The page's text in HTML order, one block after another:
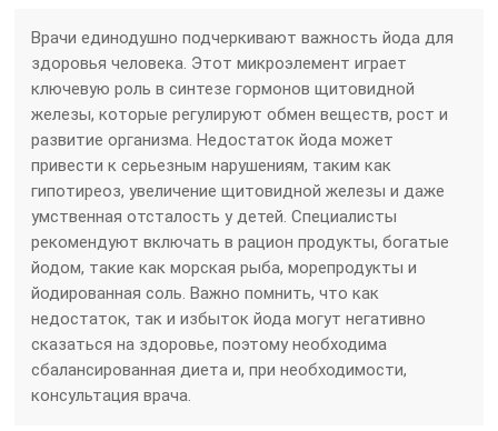
Врачи единодушно подчеркивают важность йода для
здоровья человека. Этот микроэлемент играет
ключевую роль в синтезе гормонов щитовидной
железы, которые регулируют обмен веществ, рост и
развитие организма. Недостаток йода может
привести к серьезным нарушениям, таким как
гипотиреоз, увеличение щитовидной железы и даже
умственная отсталость у детей. Специалисты
рекомендуют включать в рацион продукты, богатые
йодом, такие как морская рыба, морепродукты и
йодированная соль. Важно помнить, что как
недостаток, так и избыток йода могут негативно
сказаться на здоровье, поэтому необходима
сбалансированная диета и, при необходимости,
консультация врача.